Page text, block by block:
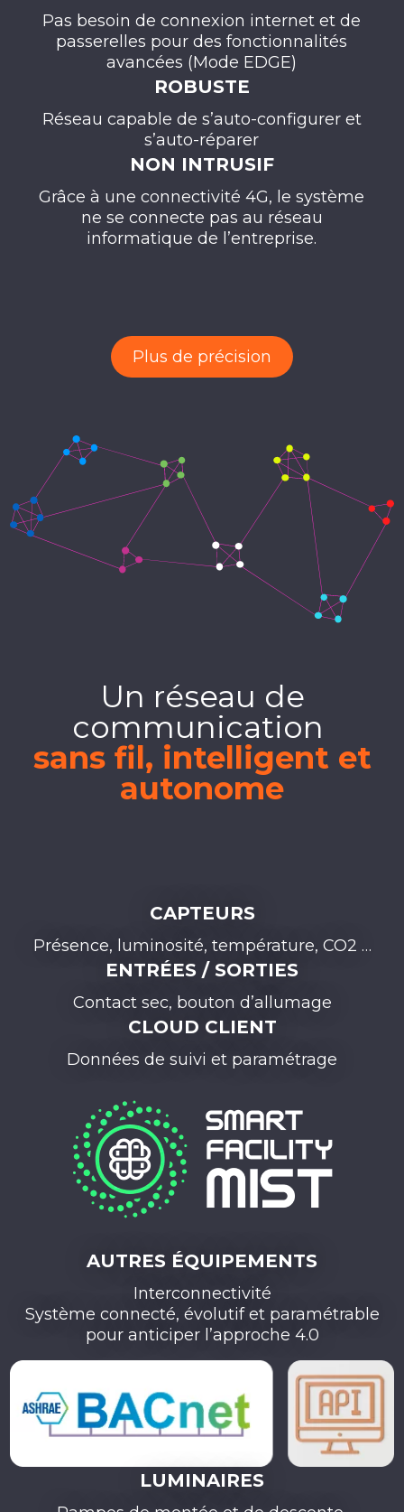
Pas besoin de connexion internet et de
passerelles pour des fonctionnalités
avancées (Mode EDGE)​
ROBUSTE
Réseau capable de s’auto-configurer et
s’auto-réparer​
NON INTRUSIF
Grâce à une connectivité 4G, le système
ne se connecte pas au réseau
informatique de l’entreprise.​
Plus de précision
Un réseau de
communication ​
sans fil, intelligent et
autonome​
CAPTEURS
Présence, luminosité, température, CO2 …​
ENTRÉES / SORTIES
Contact sec, bouton d’allumage​
CLOUD CLIENT
Données de suivi et paramétrage​
AUTRES ÉQUIPEMENTS
Interconnectivité​
Système connecté, évolutif et paramétrable
pour anticiper l’approche 4.0
LUMINAIRES